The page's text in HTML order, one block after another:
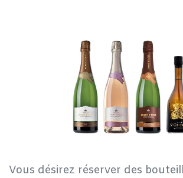
Vous désirez réserver des